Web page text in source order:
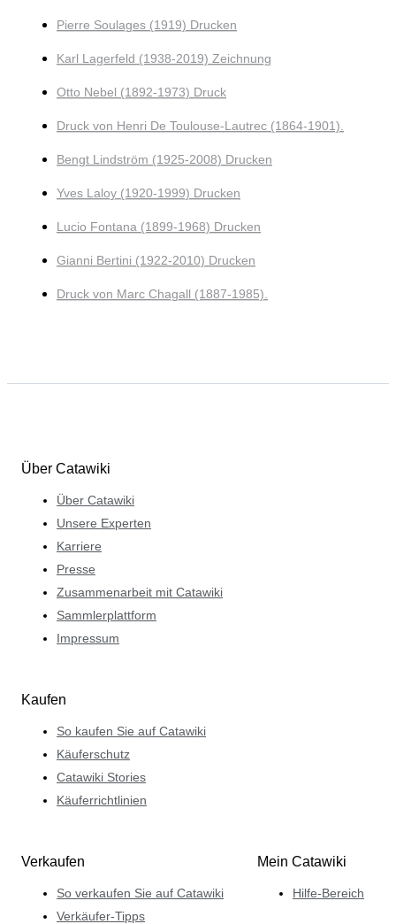
Pierre Soulages (1919) Drucken
Karl Lagerfeld (1938-2019) Zeichnung
Otto Nebel (1892-1973) Druck
Druck von Henri De Toulouse-Lautrec (1864-1901).
Bengt Lindström (1925-2008) Drucken
Yves Laloy (1920-1999) Drucken
Lucio Fontana (1899-1968) Drucken
Gianni Bertini (1922-2010) Drucken
Druck von Marc Chagall (1887-1985).
Über Catawiki
Über Catawiki
Unsere Experten
Karriere
Presse
Zusammenarbeit mit Catawiki
Sammlerplattform
Impressum
Kaufen
So kaufen Sie auf Catawiki
Käuferschutz
Catawiki Stories
Käuferrichtlinien
Verkaufen
So verkaufen Sie auf Catawiki
Verkäufer-Tipps
Mein Catawiki
Hilfe-Bereich